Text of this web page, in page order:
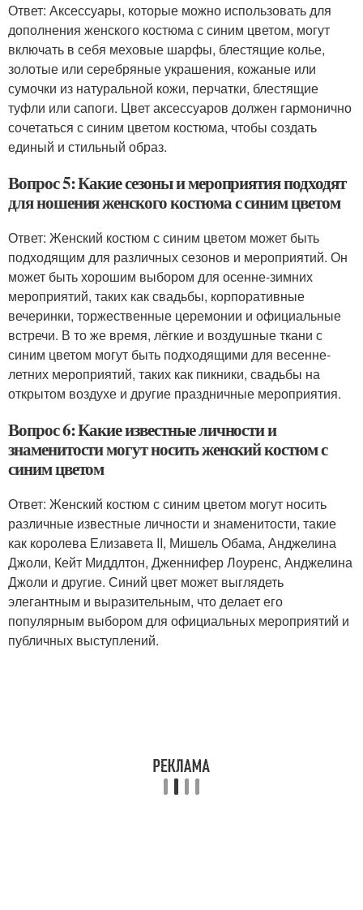
Ответ: Аксессуары, которые можно использовать для
дополнения женского костюма с синим цветом, могут
включать в себя меховые шарфы, блестящие колье,
золотые или серебряные украшения, кожаные или
сумочки из натуральной кожи, перчатки, блестящие
туфли или сапоги. Цвет аксессуаров должен гармонично
сочетаться с синим цветом костюма, чтобы создать
единый и стильный образ.
Вопрос 5: Какие сезоны и мероприятия подходят
для ношения женского костюма с синим цветом
Ответ: Женский костюм с синим цветом может быть
подходящим для различных сезонов и мероприятий. Он
может быть хорошим выбором для осенне-зимних
мероприятий, таких как свадьбы, корпоративные
вечеринки, торжественные церемонии и официальные
встречи. В то же время, лёгкие и воздушные ткани с
синим цветом могут быть подходящими для весенне-
летних мероприятий, таких как пикники, свадьбы на
открытом воздухе и другие праздничные мероприятия.
Вопрос 6: Какие известные личности и
знаменитости могут носить женский костюм с
синим цветом
Ответ: Женский костюм с синим цветом могут носить
различные известные личности и знаменитости, такие
как королева Елизавета II, Мишель Обама, Анджелина
Джоли, Кейт Миддлтон, Дженнифер Лоуренс, Анджелина
Джоли и другие. Синий цвет может выглядеть
элегантным и выразительным, что делает его
популярным выбором для официальных мероприятий и
публичных выступлений.